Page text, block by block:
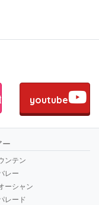
youtube
ー
ンテン
レー
ーシャン
レード